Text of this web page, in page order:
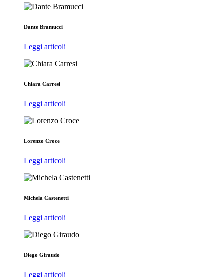
Dante Bramucci
Leggi articoli
Chiara Carresi
Leggi articoli
Lorenzo Croce
Leggi articoli
Michela Castenetti
Leggi articoli
Diego Giraudo
Leggi articoli